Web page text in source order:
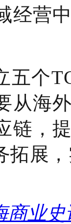
经营
五个
从海
链，
拓展
商业